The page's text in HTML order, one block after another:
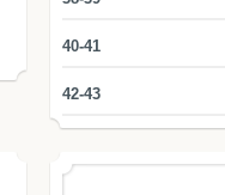
40-41
42-43